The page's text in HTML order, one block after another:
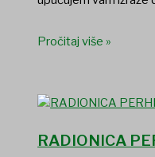
Pročitaj više »
RADIONICA